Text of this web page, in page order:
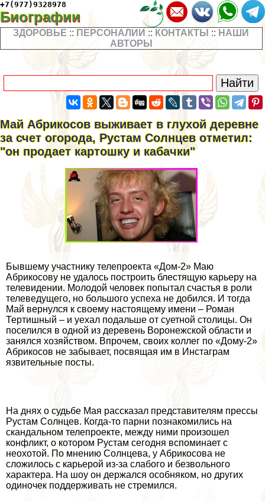
+7(977)9328978
Биографии
ЗДОРОВЬЕ :: ПЕРСОНАЛИИ :: КОНТАКТЫ :: НАШИ
АВТОРЫ
Май Абрикосов выживает в глухой деревне
за счет огорода, Рустам Солнцев отметил:
"он продает картошку и кабачки"
Бывшему участнику телепроекта «Дом-2» Маю
Абрикосову не удалось построить блестящую карьеру на
телевидении. Молодой человек попытал счастья в роли
телеведущего, но большого успеха не добился. И тогда
Май вернулся к своему настоящему имени – Роман
Тертишный – и уехал подальше от суетной столицы. Он
поселился в одной из деревень Воронежской области и
занялся хозяйством. Впрочем, своих коллег по «Дому-2»
Абрикосов не забывает, посвящая им в Инстаграм
язвительные посты.
На днях о судьбе Мая рассказал представителям прессы
Рустам Солнцев. Когда-то парни познакомились на
скандальном телепроекте, между ними произошел
конфликт, о котором Рустам сегодня вспоминает с
неохотой. По мнению Солнцева, у Абрикосова не
сложилось с карьерой из-за слабого и безвольного
хаpaктера. На шоу он держался особняком, но других
одиночек поддерживать не стремился.